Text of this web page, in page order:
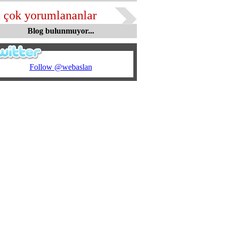
çok yorumlananlar
Blog bulunmuyor...
Follow @webaslan